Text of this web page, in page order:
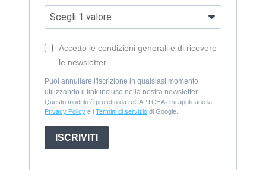
Accetto le condizioni generali e di ricevere
le newsletter
Puoi annullare l'iscrizione in qualsiasi momento
utilizzando il link incluso nella nostra newsletter.
Questo modulo è protetto da reCAPTCHA e si applicano la
Privacy Policy e i Termini di servizio di Google.
ISCRIVITI